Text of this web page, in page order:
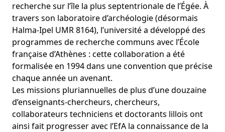
recherche sur l’île la plus septentrionale de l’Égée. À
travers son laboratoire d’archéologie (désormais
Halma-Ipel UMR 8164), l’université a développé des
programmes de recherche communs avec l’École
française d’Athènes : cette collaboration a été
formalisée en 1994 dans une convention que précise
chaque année un avenant.
Les missions pluriannuelles de plus d’une douzaine
d’enseignants-chercheurs, chercheurs,
collaborateurs techniciens et doctorants lillois ont
ainsi fait progresser avec l’EfA la connaissance de la